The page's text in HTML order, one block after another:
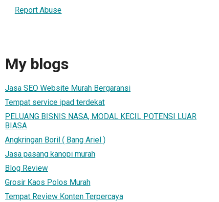
Report Abuse
My blogs
Jasa SEO Website Murah Bergaransi
Tempat service ipad terdekat
PELUANG BISNIS NASA, MODAL KECIL POTENSI LUAR
BIASA
Angkringan Boril ( Bang Ariel )
Jasa pasang kanopi murah
Blog Review
Grosir Kaos Polos Murah
Tempat Review Konten Terpercaya